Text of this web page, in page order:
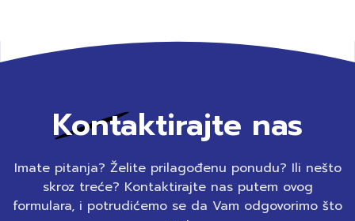
Kontaktirajte nas
Imate pitanja? Želite prilagođenu ponudu? Ili nešto
skroz treće? Kontaktirajte nas putem ovog
formulara, i potrudićemo se da Vam odgovorimo što